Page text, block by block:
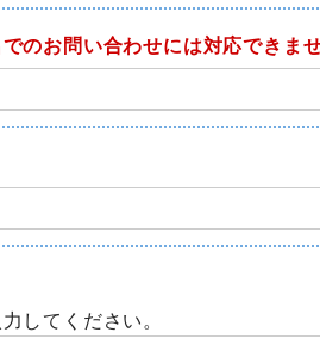
のお問い合わせには対応できませ
してください。